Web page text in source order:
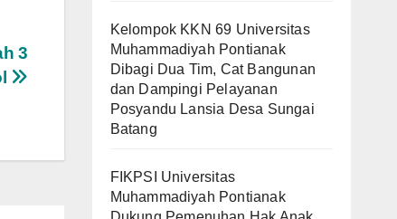
3
Kelompok KKN 69 Universitas
Muhammadiyah Pontianak
Dibagi Dua Tim, Cat Bangunan
dan Dampingi Pelayanan
Posyandu Lansia Desa Sungai
Batang
FIKPSI Universitas
Muhammadiyah Pontianak